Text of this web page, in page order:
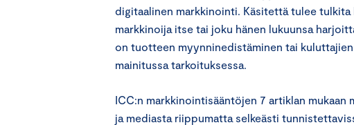
digitaalinen markkinointi. Käsitettä tulee
markkinoija itse tai joku hänen lukuunsa
on tuotteen myynninedistäminen tai
mainitussa tarkoituksessa.
ICC:n markkinointisääntöjen 7 artiklan
ja mediasta riippumatta selkeästi